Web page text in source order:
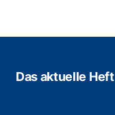
Das aktuelle Heft